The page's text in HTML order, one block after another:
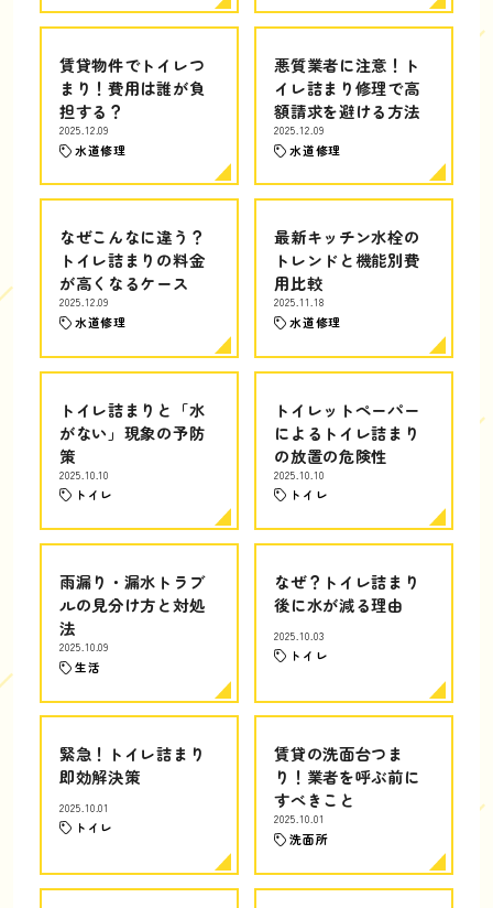
賃貸物件でトイレつ
まり！費用は誰が負
担する？
2025.12.09
水道修理
悪質業者に注意！ト
イレ詰まり修理で高
額請求を避ける方法
2025.12.09
水道修理
なぜこんなに違う？
トイレ詰まりの料金
が高くなるケース
2025.12.09
水道修理
最新キッチン水栓の
トレンドと機能別費
用比較
2025.11.18
水道修理
トイレ詰まりと「水
がない」現象の予防
策
2025.10.10
トイレ
トイレットペーパー
によるトイレ詰まり
の放置の危険性
2025.10.10
トイレ
雨漏り・漏水トラブ
ルの見分け方と対処
法
2025.10.09
生活
なぜ？トイレ詰まり
後に水が減る理由
2025.10.03
トイレ
緊急！トイレ詰まり
即効解決策
2025.10.01
トイレ
賃貸の洗面台つま
り！業者を呼ぶ前に
すべきこと
2025.10.01
洗面所